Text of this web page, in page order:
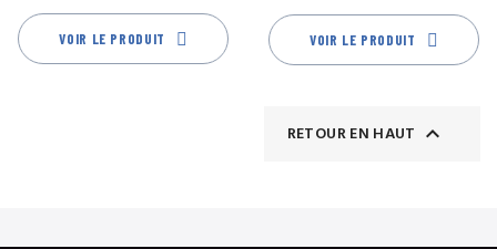
VOIR LE PRODUIT VOIR LE PRODUIT
RETOUR EN HAUT 